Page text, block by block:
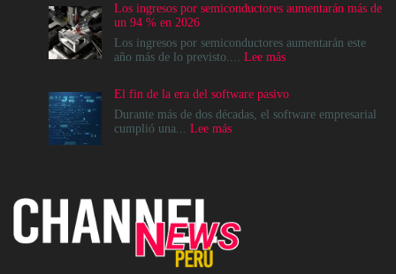
del
Data
Center
no
destino,
es
un
operativo
Los ingresos por semiconductores aumentarán más de
un 94 % en 2026
Los ingresos por semiconductores aumentarán este
año más de lo previsto.... Lee más:
por
semiconductores
El fin de la era del software pasivo
Durante más de dos décadas, el software empresarial
cumplió una... Lee más:
software
pasivo